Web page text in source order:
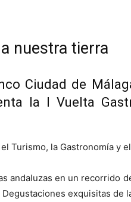
nuestra tierra
Ciudad de
la I Vuelta
Turismo, la Gastronomía y
andaluzas en un recorrido
exquisitas de